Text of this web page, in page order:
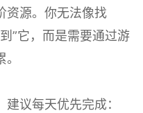
资源。你无法像找
”它，而是需要通过游
议每天优先完成：